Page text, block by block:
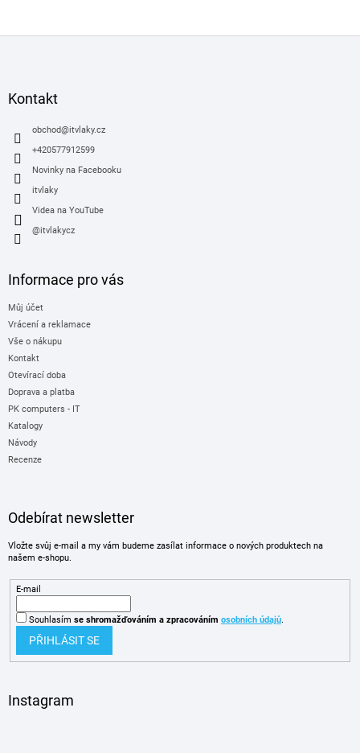
Kontakt
obchod@itvlaky.cz
+420577912599
Novinky na Facebooku
itvlaky
Videa na YouTube
@itvlakycz
Informace pro vás
Můj účet
Vrácení a reklamace
Vše o nákupu
Kontakt
Otevírací doba
Doprava a platba
PK computers - IT
Katalogy
Návody
Recenze
Odebírat newsletter
Vložte svůj e-mail a my vám budeme zasílat informace o nových produktech na
našem e-shopu.
E-mail
Souhlasím se shromažďováním a zpracováním osobních údajů.
PŘIHLÁSIT SE
Instagram